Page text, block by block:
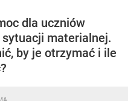
dla uczniów
materialnej.
by je otrzymać i ile